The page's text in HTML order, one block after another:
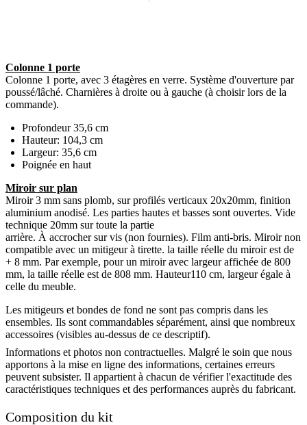
Colonne 1 porte
Colonne 1 porte, avec 3 étagères en verre. Système d'ouverture par
poussé/lâché. Charnières à droite ou à gauche (à choisir lors de la
commande).
Profondeur 35,6 cm
Hauteur: 104,3 cm
Largeur: 35,6 cm
Poignée en haut
Miroir sur plan
Miroir 3 mm sans plomb, sur profilés verticaux 20x20mm, finition
aluminium anodisé. Les parties hautes et basses sont ouvertes. Vide
technique 20mm sur toute la partie
arrière. À accrocher sur vis (non fournies). Film anti-bris. Miroir non
compatible avec un mitigeur à tirette. la taille réelle du miroir est de
+ 8 mm. Par exemple, pour un miroir avec largeur affichée de 800
mm, la taille réelle est de 808 mm. Hauteur110 cm, largeur égale à
celle du meuble.
Les mitigeurs et bondes de fond ne sont pas compris dans les
ensembles. Ils sont commandables séparément, ainsi que nombreux
accessoires (visibles au-dessus de ce descriptif).
Informations et photos non contractuelles. Malgré le soin que nous
apportons à la mise en ligne des informations, certaines erreurs
peuvent subsister. Il appartient à chacun de vérifier l'exactitude des
caractéristiques techniques et des performances auprès du fabricant.
Composition du kit